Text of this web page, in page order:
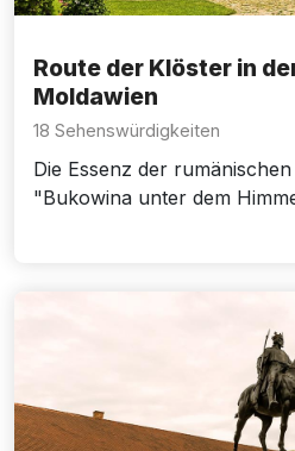
Route der Klöster in
Moldawien
18 Sehenswürdigkeiten
Die Essenz der
"Bukowina unter dem